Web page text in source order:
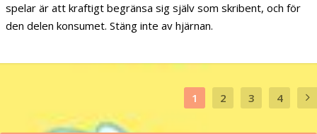
spelar är att kraftigt begränsa sig själv som skribent, och för
den delen konsumet. Stäng inte av hjärnan.
1 2 3 4